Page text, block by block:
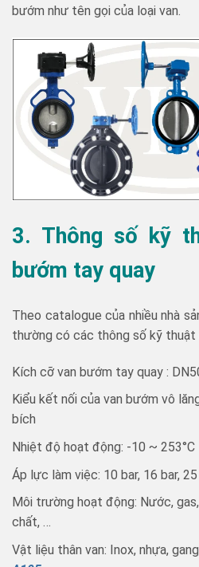
bướm như tên gọi của loại van.
3. Thông số kỹ
bướm tay quay
Theo catalogue của nhiều nhà
thường có các thông số kỹ thuật
Kích cỡ van bướm tay quay :
Kiểu kết nối của van bướm vô
bích
Nhiệt độ hoạt động: -10 ~ 253°C
Áp lực làm việc: 10 bar, 16 bar, 25
Môi trường hoạt động: Nước,
chất, …
Vật liệu thân van: Inox, nhựa,